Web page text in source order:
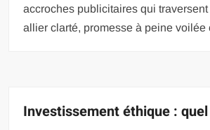
accroches publicitaires qui
allier clarté, promesse à peine voilée
Investissement éthique :